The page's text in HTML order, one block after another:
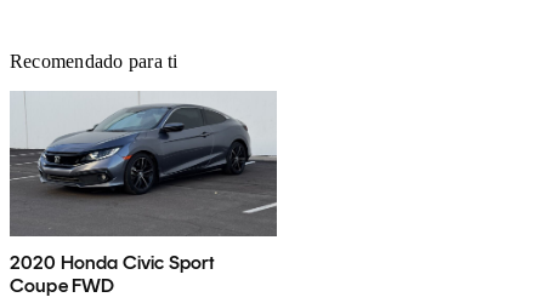
Recomendado para ti
2020 Honda Civic Sport
Coupe FWD